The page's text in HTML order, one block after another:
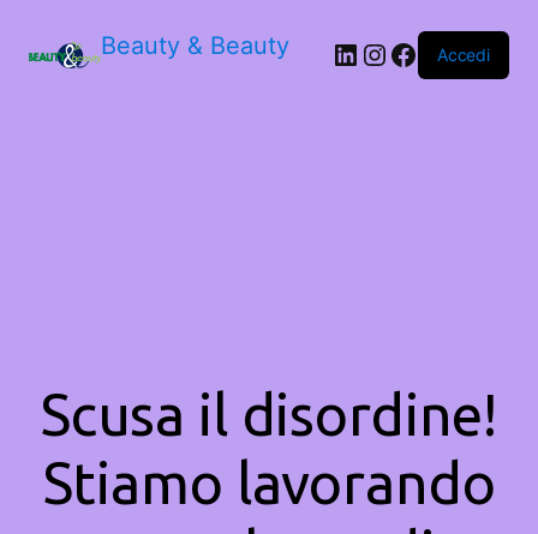
Beauty & Beauty LinkedIn
Instagram
Facebook
Accedi
Scusa il disordine!
Stiamo lavorando